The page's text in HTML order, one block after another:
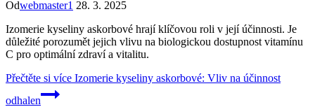
Odwebmaster1 28. 3. 2025
Izomerie kyseliny askorbové hrají klíčovou roli v její účinnosti. Je
důležité porozumět jejich vlivu na biologickou dostupnost vitamínu
C pro optimální zdraví a vitalitu.
Přečtěte si více Izomerie kyseliny askorbové: Vliv na účinnost
odhalen